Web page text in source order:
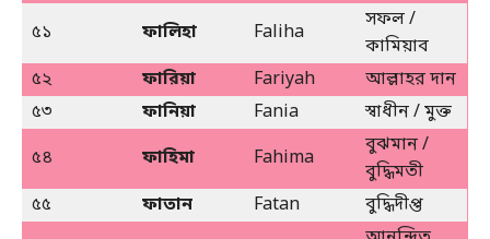
৫১
ফালিহা Faliha
সফল /
কামিয়াব
৫২
ফারিয়া Fariyah
আল্লাহর দান
৫৩
ফানিয়া Fania
স্বাধীন / মুক্ত
৫৪
ফাহিমা Fahima
বুঝমান /
বুদ্ধিমতী
৫৫
ফাতান Fatan
বুদ্ধিদীপ্ত